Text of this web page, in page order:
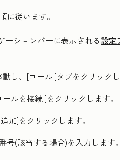
に従います。
ーションバーに表示される設定
動し、[コール ]タブをクリックし
ールを接続]をクリックします。
加]をクリックします。
号(該当する場合)を入力します。